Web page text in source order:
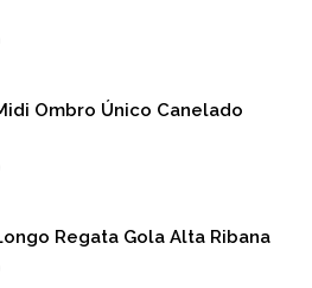
Ombro Único Canelado
Regata Gola Alta Ribana